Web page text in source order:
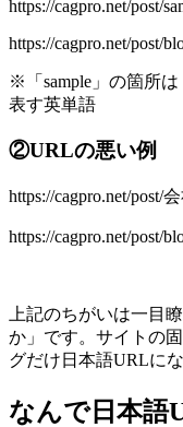
https://cagpro.net/post/
https://cagpro.net/post/
※「sample」の箇所
表す英単語
②URLの悪い例
https://cagpro.net/post/
https://cagpro.net/post/
上記のちがいは一目
か」です。サイトの
グだけ日本語URLに
なんで日本語